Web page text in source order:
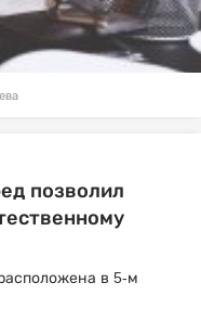
позволил
в 5-м